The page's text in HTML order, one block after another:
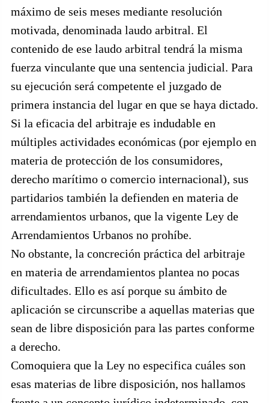
máximo de seis meses mediante resolución
motivada, denominada laudo arbitral. El
contenido de ese laudo arbitral tendrá la misma
fuerza vinculante que una sentencia judicial. Para
su ejecución será competente el juzgado de
primera instancia del lugar en que se haya dictado.
Si la eficacia del arbitraje es indudable en
múltiples actividades económicas (por ejemplo en
materia de protección de los consumidores,
derecho marítimo o comercio internacional), sus
partidarios también la defienden en materia de
arrendamientos urbanos, que la vigente Ley de
Arrendamientos Urbanos no prohíbe.
No obstante, la concreción práctica del arbitraje
en materia de arrendamientos plantea no pocas
dificultades. Ello es así porque su ámbito de
aplicación se circunscribe a aquellas materias que
sean de libre disposición para las partes conforme
a derecho.
Comoquiera que la Ley no especifica cuáles son
esas materias de libre disposición, nos hallamos